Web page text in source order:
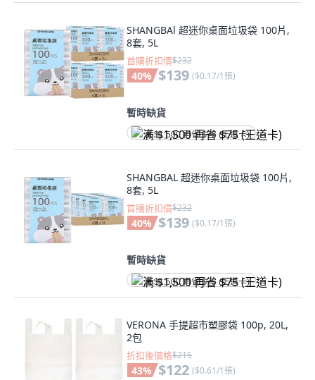
SHANGBAl 超迷你桌面垃圾袋 100片,
8套, 5L
首購折扣價$232
40% $139 ($0.17/1張)
暫時缺貨
满 $1,500 再省 $75 (王道卡)
SHANGBAL 超迷你桌面垃圾袋 100片,
8套, 5L
首購折扣價$232
40% $139 ($0.17/1張)
暫時缺貨
满 $1,500 再省 $75 (王道卡)
VERONA 手提超市塑膠袋 100p, 20L,
2包
折扣後價格$215
43% $122 ($0.61/1張)